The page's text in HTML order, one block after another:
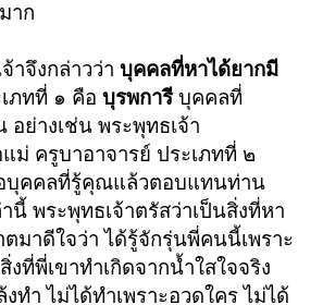
าก
าจึงกล่าวว่าบุคคลที่หาได้ยากมี
เภทที่ ๑ คือบุรพการีบุคคลที่
ย่างเช่น พระพุทธเจ้า
ม่ ครูบาอาจารย์ ประเภทที่ ๒
บุคคลที่รู้คุณแล้วตอบแทนท่าน
านี้ พระพุทธเจ้าตรัสว่าเป็นสิ่งที่หา
มาดีใจว่า ได้รู้จักรุ่นพี่คนนี้เพราะ
งที่พี่เขาทำเกิดจากน้ำใสใจจริง
งทำ ไม่ได้ทำเพราะอวดใคร ไม่ได้